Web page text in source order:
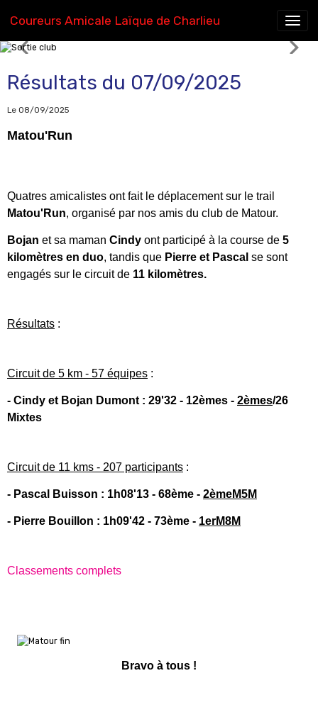
Coureurs Amicale Laïque de Charlieu
Résultats du 07/09/2025
Le 08/09/2025
Matou'Run
Quatres amicalistes ont fait le déplacement sur le trail
Matou'Run, organisé par nos amis du club de Matour.
Bojan et sa maman Cindy ont participé à la course de 5
kilomètres en duo, tandis que Pierre et Pascal se sont
engagés sur le circuit de 11 kilomètres.
Résultats :
Circuit de 5 km - 57 équipes :
- Cindy et Bojan Dumont : 29'32 - 12èmes - 2èmes/26
Mixtes
Circuit de 11 kms - 207 participants :
- Pascal Buisson : 1h08'13 - 68ème - 2èmeM5M
- Pierre Bouillon : 1h09'42 - 73ème - 1erM8M
Classements complets
Bravo à tous !